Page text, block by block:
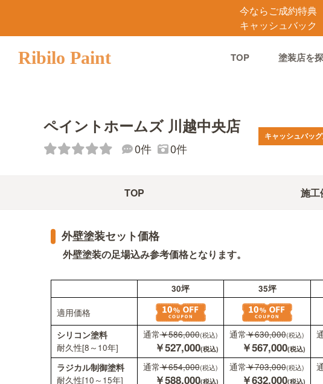
今ならご成約特典
キャッシュバック
Ribilo Paint TOP 塗装店を
ペイントホームズ 川越中央店
0件 0件
キャッシュバッ
TOP 施工
外壁塗装セット価格
外壁塗装の足場込み参考価格となります。
30坪 35
適用価格